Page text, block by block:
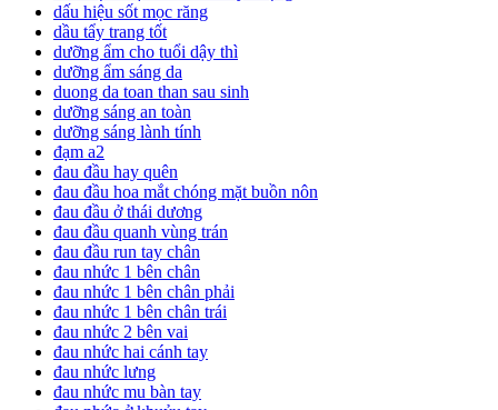
dấu hiệu sốt mọc răng
dầu tẩy trang tốt
dưỡng ẩm cho tuổi dậy thì
dưỡng ẩm sáng da
duong da toan than sau sinh
dưỡng sáng an toàn
dưỡng sáng lành tính
đạm a2
đau đầu hay quên
đau đầu hoa mắt chóng mặt buồn nôn
đau đầu ở thái dương
đau đầu quanh vùng trán
đau đầu run tay chân
đau nhức 1 bên chân
đau nhức 1 bên chân phải
đau nhức 1 bên chân trái
đau nhức 2 bên vai
đau nhức hai cánh tay
đau nhức lưng
đau nhức mu bàn tay